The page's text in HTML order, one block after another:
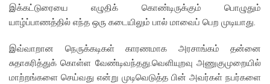
இக்கட்டுரையை எழுதிக் கொண்டிருக்கும் பொழுதும்
யாழ்ப்பாணத்தில் எந்த ஒரு கடையிலும் பால் மாவைப் பெற முடியாது.
இவ்வாறான நெருக்கடிகள் காரணமாக அரசாங்கம் தன்னை
சுதாகரித்துக் கொள்ள வேண்டிவந்தது.வெளியுறவு அணுகுமுறையில்
மாற்றங்களை செய்வது என்று முடிவெடுத்த பின் அவர்கள் நபர்களை